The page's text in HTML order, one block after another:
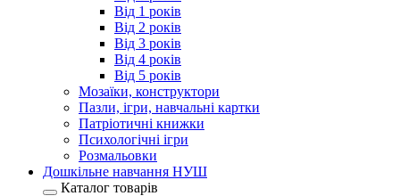
Від 1 років
Від 2 років
Від 3 років
Від 4 років
Від 5 років
Мозаїки, конструктори
Пазли, ігри, навчальні картки
Патріотичні книжки
Психологічні ігри
Розмальовки
Дошкільне навчання НУШ
Каталог товарів